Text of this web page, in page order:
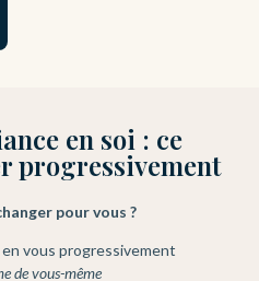
en soi : ce
progressivement
pour vous ?
vous progressivement
de vous-même